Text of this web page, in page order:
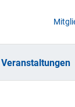
Veranstaltungen